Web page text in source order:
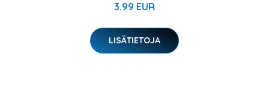
3.99 EUR
LISÄTIETOJA